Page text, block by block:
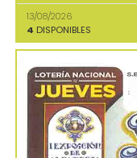
13/08/2026
4 DISPONIBLES